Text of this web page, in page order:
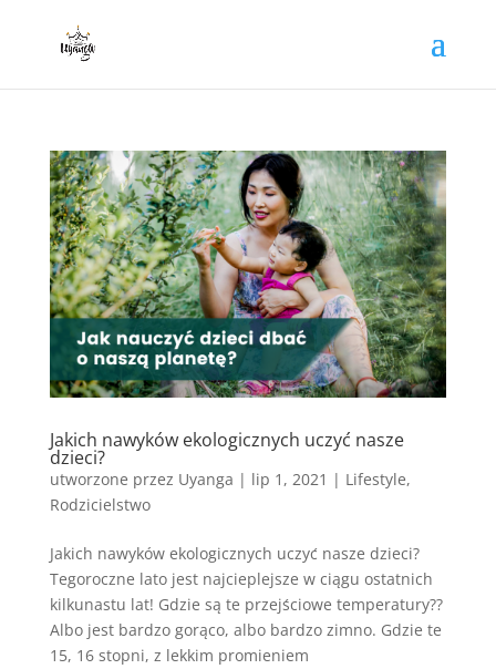
Jakich nawyków ekologicznych uczyć nasze
dzieci?
utworzone przez Uyanga | lip 1, 2021 | Lifestyle,
Rodzicielstwo
Jakich nawyków ekologicznych uczyć nasze dzieci?
Tegoroczne lato jest najcieplejsze w ciągu ostatnich
kilkunastu lat! Gdzie są te przejściowe temperatury??
Albo jest bardzo gorąco, albo bardzo zimno. Gdzie te
15, 16 stopni, z lekkim promieniem